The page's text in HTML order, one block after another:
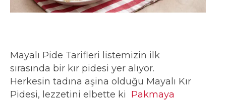
Mayalı Pide Tarifleri listemizin ilk
sırasında bir kır pidesi yer alıyor.
Herkesin tadına aşina olduğu Mayalı Kır
Pidesi, lezzetini elbette ki Pakmaya